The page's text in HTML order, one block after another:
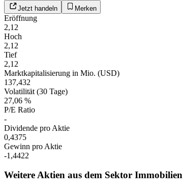
Jetzt handeln Merken
Eröffnung
2,12
Hoch
2,12
Tief
2,12
Marktkapitalisierung in Mio. (USD)
137,432
Volatilität (30 Tage)
27,06 %
P/E Ratio
-
Dividende pro Aktie
0,4375
Gewinn pro Aktie
-1,4422
Weitere Aktien aus dem Sektor Immobilien